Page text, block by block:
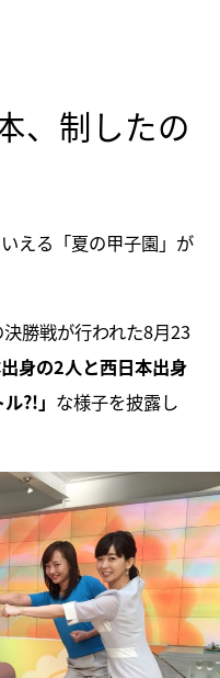
、制したの
える「夏の甲子園」が
勝戦が行われた8月23
身の2人と西日本出身
?!」 な様子を披露し